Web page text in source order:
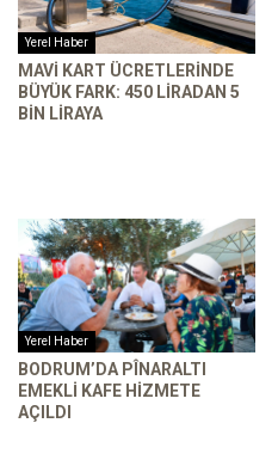
Yerel Haber
MAVI KART ÜCRETLERINDE
BÜYÜK FARK: 450 LIRADAN 5
BIN LIRAYA
Yerel Haber
BODRUM’DA PÎNARALTI
EMEKLI KAFE HIZMETE
AÇILDI